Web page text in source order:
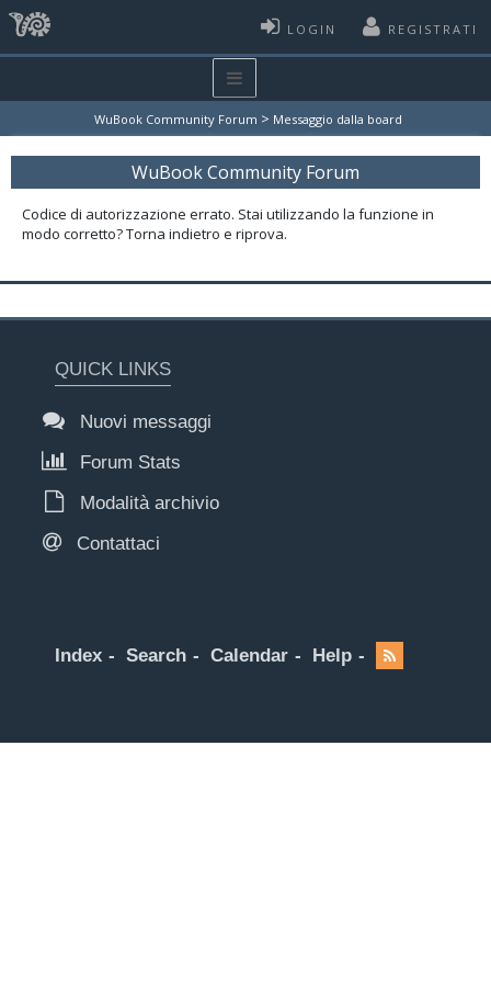
LOGIN REGISTRATI
WuBook Community Forum > Messaggio dalla board
WuBook Community Forum
Codice di autorizzazione errato. Stai utilizzando la funzione in
modo corretto? Torna indietro e riprova.
QUICK LINKS
Nuovi messaggi
Forum Stats
Modalità archivio
Contattaci
Index Search Calendar Help